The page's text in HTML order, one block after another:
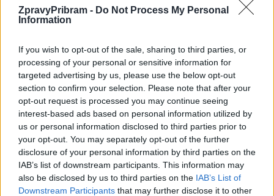
ZpravyPribram - Do Not Process My Personal
Information
If you wish to opt-out of the sale, sharing to third parties, or
processing of your personal or sensitive information for
targeted advertising by us, please use the below opt-out
section to confirm your selection. Please note that after your
opt-out request is processed you may continue seeing
interest-based ads based on personal information utilized by
us or personal information disclosed to third parties prior to
your opt-out. You may separately opt-out of the further
disclosure of your personal information by third parties on the
IAB’s list of downstream participants. This information may
also be disclosed by us to third parties on the IAB’s List of
Downstream Participants that may further disclose it to other
Předchozí článek
divadlo ve spolupráci s amatéry
v Chrašticích. Děti se učí
zážitkem i vlastní zkušeností
SOUVISEJÍCÍ ČLÁNKY
VÍCE OD AUTORA
Zpravodajství
Většina koupališť na Příbramsku nabízí
výborné podmínky. Horší voda je jen na
Živohošti